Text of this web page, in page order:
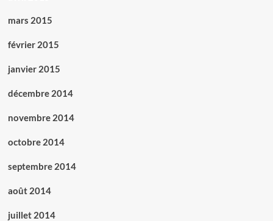
mars 2015
février 2015
janvier 2015
décembre 2014
novembre 2014
octobre 2014
septembre 2014
août 2014
juillet 2014